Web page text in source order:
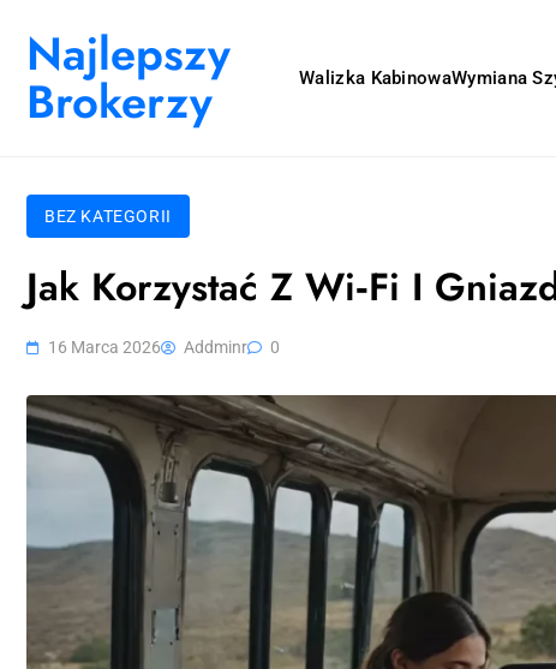
Najlepszy
Brokerzy Walizka KabinowaWymiana
BEZ KATEGORII
Jak Korzystać Z Wi‑Fi I
16 Marca 2026 Addminr 0